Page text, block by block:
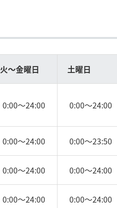
火～金曜日 土曜日
0:00～24:00 0:00～24:00
0:00～24:00 0:00～23:50
0:00～24:00 0:00～24:00
0:00～24:00 0:00～24:00